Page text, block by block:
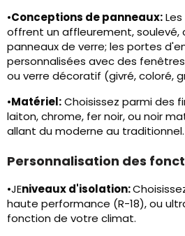
•Conceptions de panneaux:
offrent un affleurement, soulevé,
panneaux de verre; les portes
personnalisées avec des
ou verre décoratif (givré, coloré,
•Matériel:Choisissez parmi des
laiton, chrome, fer noir, ou noir
allant du moderne au traditionnel.
Personnalisation des
•JEniveaux d'isolation:
haute performance (R-18), ou
fonction de votre climat.